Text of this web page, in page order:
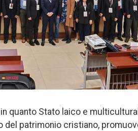
quanto Stato laico e
del patrimonio cristiano,